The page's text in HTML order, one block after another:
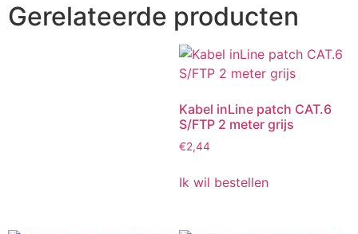
Gerelateerde producten
Kabel inLine patch CAT.6
S/FTP 2 meter grijs
€2,44
Ik wil bestellen